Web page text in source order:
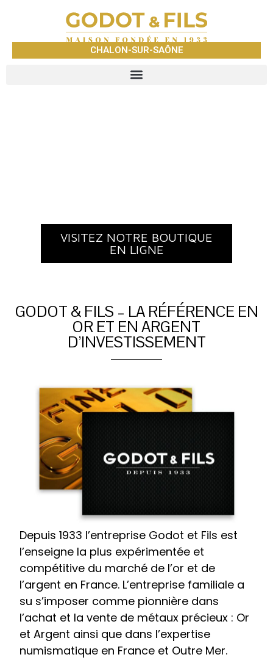
CHALON-SUR-SAÔNE
VISITEZ NOTRE BOUTIQUE
EN LIGNE
GODOT & FILS – LA RÉFÉRENCE EN
OR ET EN ARGENT
D’INVESTISSEMENT
Depuis 1933 l’entreprise Godot et Fils est
l’enseigne la plus expérimentée et
compétitive du marché de l’or et de
l’argent en France. L’entreprise familiale a
su s’imposer comme pionnière dans
l’achat et la vente de métaux précieux : Or
et Argent ainsi que dans l’expertise
numismatique en France et Outre Mer.